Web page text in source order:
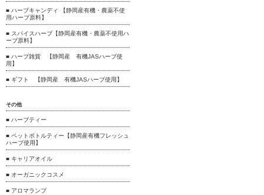
■ ハーブキャンディ 【静岡産有機・農薬不使
用ハーブ原料】
■ スパイスハーブ【静岡産有機・農薬不使用ハ
ーブ原料】
■ ハーブ雑貨 【静岡産 有機JASハーブ使
用】
■ ギフト 【静岡産 有機JASハーブ使用】
その他
■ ハーブティー
■ ペットボトルティー【静岡産有機フレッシュ
ハーブ使用】
■ キャリアオイル
■ オーガニックコスメ
■ アロマランプ